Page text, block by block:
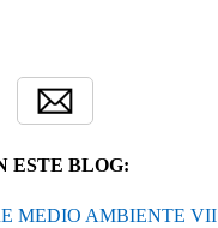
ESTE BLOG:
MEDIO AMBIENTE VII